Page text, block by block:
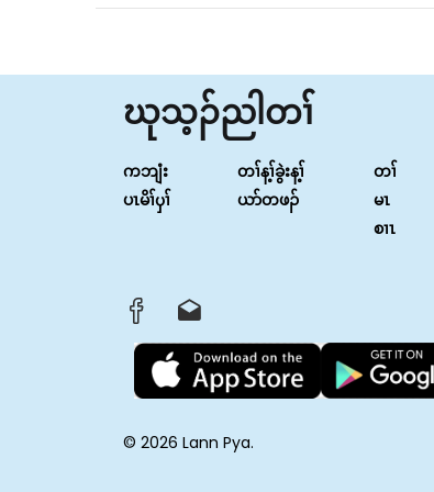
ဃုသ့ၣ်ညါတၢ်
ကဘျံး
ပၤမိၢ်ၦၢ်
တၢ်န့ၢ်ခွဲးန့ၢ်
ယာ်တဖၣ်
တၢ်
မၤ
စၢၤ
© 2026 Lann Pya.